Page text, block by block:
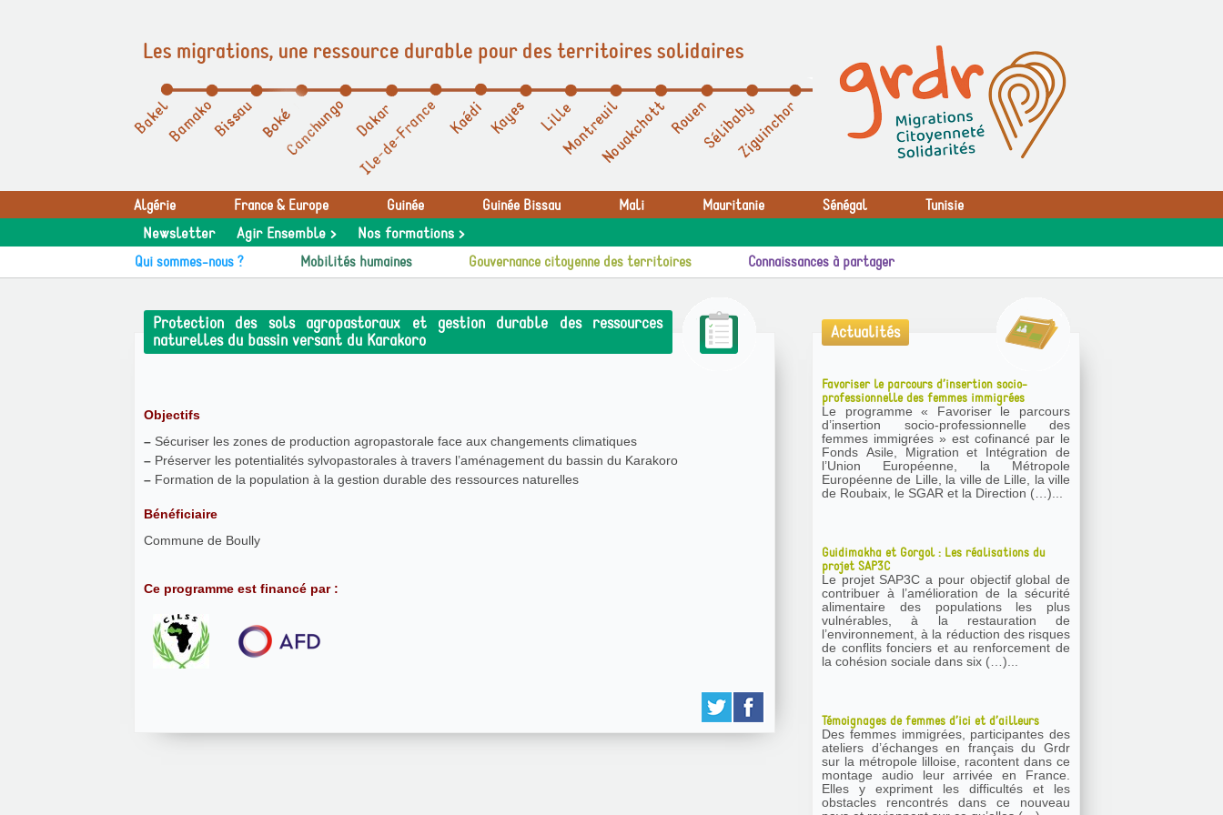
Les migrations, une ressource durable pour des territoires solidaires
Algérie France & Europe Guinée Guinée Bissau Mali Mauritanie Sénégal Tunisie
Newsletter Agir Ensemble > Nos formations >
Qui sommes-nous ? Mobilités humaines Gouvernance citoyenne des territoires Connaissances à partager
Protection des sols agropastoraux et gestion durable des ressources
naturelles du bassin versant du Karakoro
Objectifs
– Sécuriser les zones de production agropastorale face aux changements climatiques
– Préserver les potentialités sylvopastorales à travers l’aménagement du bassin du Karakoro
– Formation de la population à la gestion durable des ressources naturelles
Bénéficiaire
Commune de Boully
Ce programme est financé par :
Actualités
Favoriser le parcours d’insertion socio-
professionnelle des femmes immigrées
Le programme « Favoriser le parcours
d’insertion socio-professionnelle des
femmes immigrées » est cofinancé par le
Fonds Asile, Migration et Intégration de
l’Union Européenne, la Métropole
Européenne de Lille, la ville de Lille, la ville
de Roubaix, le SGAR et la Direction (…)...
Guidimakha et Gorgol : Les réalisations du
projet SAP3C
Le projet SAP3C a pour objectif global de
contribuer à l’amélioration de la sécurité
alimentaire des populations les plus
vulnérables, à la restauration de
l’environnement, à la réduction des risques
de conflits fonciers et au renforcement de
la cohésion sociale dans six (…)...
Témoignages de femmes d’ici et d’ailleurs
Des femmes immigrées, participantes des
ateliers d’échanges en français du Grdr
sur la métropole lilloise, racontent dans ce
montage audio leur arrivée en France.
Elles y expriment les difficultés et les
obstacles rencontrés dans ce nouveau